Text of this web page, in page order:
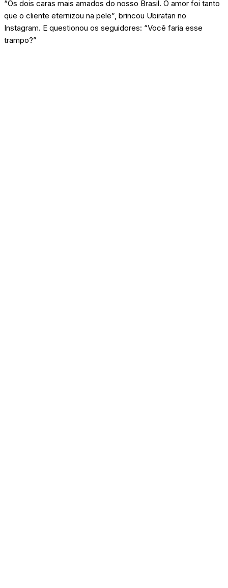
“Os dois caras mais amados do nosso Brasil. O amor foi tanto
que o cliente eternizou na pele”, brincou Ubiratan no
Instagram. E questionou os seguidores: “Você faria esse
trampo?”